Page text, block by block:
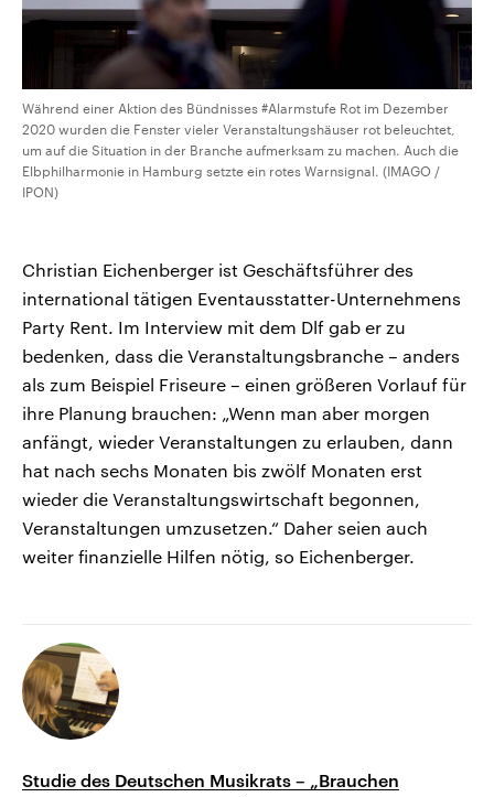
Während einer Aktion des Bündnisses #Alarmstufe Rot im Dezember
2020 wurden die Fenster vieler Veranstaltungshäuser rot beleuchtet,
um auf die Situation in der Branche aufmerksam zu machen. Auch die
Elbphilharmonie in Hamburg setzte ein rotes Warnsignal. (IMAGO /
IPON)
Christian Eichenberger ist Geschäftsführer des
international tätigen Eventausstatter-Unternehmens
Party Rent. Im Interview mit dem Dlf gab er zu
bedenken, dass die Veranstaltungsbranche – anders
als zum Beispiel Friseure – einen größeren Vorlauf für
ihre Planung brauchen: „Wenn man aber morgen
anfängt, wieder Veranstaltungen zu erlauben, dann
hat nach sechs Monaten bis zwölf Monaten erst
wieder die Veranstaltungswirtschaft begonnen,
Veranstaltungen umzusetzen.“ Daher seien auch
weiter finanzielle Hilfen nötig, so Eichenberger.
Studie des Deutschen Musikrats – „Brauchen